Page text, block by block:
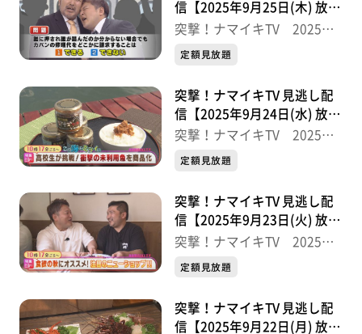
信【2025年9月25日(木) 放送
分】
突撃！ナマイキTV 2025後
半
定額見放題
突撃！ナマイキTV 見逃し配
信【2025年9月24日(水) 放送
分】
突撃！ナマイキTV 2025後
半
定額見放題
突撃！ナマイキTV 見逃し配
信【2025年9月23日(火) 放送
分】
突撃！ナマイキTV 2025後
半
定額見放題
突撃！ナマイキTV 見逃し配
信【2025年9月22日(月) 放送